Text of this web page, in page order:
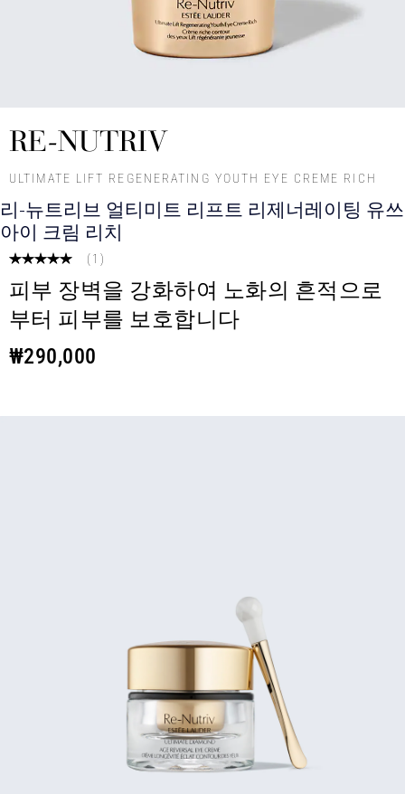
RE-NUTRIV
ULTIMATE LIFT REGENERATING YOUTH EYE CREME RICH
리-뉴트리브 얼티미트 리프트 리제너레이팅 유쓰
아이 크림 리치
(1)
피부 장벽을 강화하여 노화의 흔적으로
부터 피부를 보호합니다
₩290,000